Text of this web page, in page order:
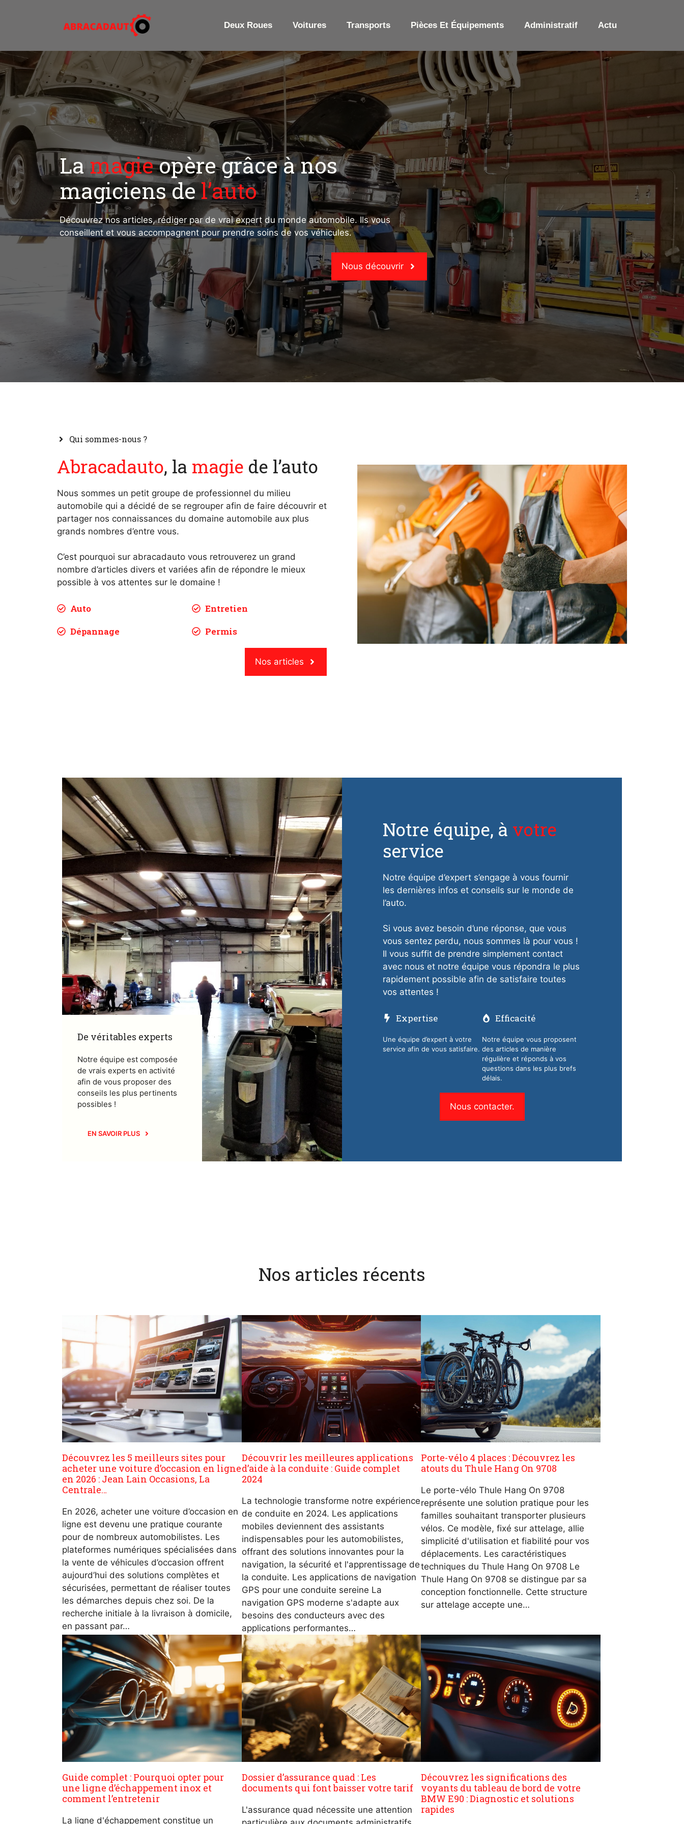
Deux Roues Voitures Transports Pièces Et Équipements Administratif Actu
Lamagieopère grâce à nos
magiciens del’auto
Découvrez nos articles, rédiger par de vrai expert du monde automobile. Ils vous
conseillent et vous accompagnent pour prendre soins de vos véhicules.
Nous découvrir
Qui sommes-nous ?
Abracadauto, la magie de l’auto
Nous sommes un petit groupe de professionnel du milieu
automobile qui a décidé de se regrouper afin de faire découvrir et
partager nos connaissances du domaine automobile aux plus
grands nombres d’entre vous.
C’est pourquoi sur abracadauto vous retrouverez un grand
nombre d’articles divers et variées afin de répondre le mieux
possible à vos attentes sur le domaine !
Auto
Dépannage
Entretien
Permis
Nos articles
De véritables experts
Notre équipe est composée
de vrais experts en activité
afin de vous proposer des
conseils les plus pertinents
possibles !
EN SAVOIR PLUS
Notre équipe, à votre
service
Notre équipe d’expert s’engage à vous fournir
les dernières infos et conseils sur le monde de
l’auto.
Si vous avez besoin d’une réponse, que vous
vous sentez perdu, nous sommes là pour vous !
Il vous suffit de prendre simplement contact
avec nous et notre équipe vous répondra le plus
rapidement possible afin de satisfaire toutes
vos attentes !
Expertise
Une équipe d’expert à votre
service afin de vous satisfaire.
Efficacité
Notre équipe vous proposent
des articles de manière
régulière et réponds à vos
questions dans les plus brefs
délais.
Nous contacter.
Nos articles récents
Découvrez les 5 meilleurs sites pour
acheter une voiture d’occasion en ligne
en 2026 : Jean Lain Occasions, La
Centrale…
En 2026, acheter une voiture d’occasion en
ligne est devenu une pratique courante
pour de nombreux automobilistes. Les
plateformes numériques spécialisées dans
la vente de véhicules d’occasion offrent
aujourd’hui des solutions complètes et
sécurisées, permettant de réaliser toutes
les démarches depuis chez soi. De la
recherche initiale à la livraison à domicile,
en passant par…
Découvrir les meilleures applications
d’aide à la conduite : Guide complet
2024
La technologie transforme notre expérience
de conduite en 2024. Les applications
mobiles deviennent des assistants
indispensables pour les automobilistes,
offrant des solutions innovantes pour la
navigation, la sécurité et l'apprentissage de
la conduite. Les applications de navigation
GPS pour une conduite sereine La
navigation GPS moderne s'adapte aux
besoins des conducteurs avec des
applications performantes…
Porte-vélo 4 places : Découvrez les
atouts du Thule Hang On 9708
Le porte-vélo Thule Hang On 9708
représente une solution pratique pour les
familles souhaitant transporter plusieurs
vélos. Ce modèle, fixé sur attelage, allie
simplicité d'utilisation et fiabilité pour vos
déplacements. Les caractéristiques
techniques du Thule Hang On 9708 Le
Thule Hang On 9708 se distingue par sa
conception fonctionnelle. Cette structure
sur attelage accepte une…
Guide complet : Pourquoi opter pour
une ligne d’échappement inox et
comment l’entretenir
La ligne d'échappement constitue un
Dossier d’assurance quad : Les
documents qui font baisser votre tarif
L'assurance quad nécessite une attention
Découvrez les significations des
voyants du tableau de bord de votre
BMW E90 : Diagnostic et solutions
rapides